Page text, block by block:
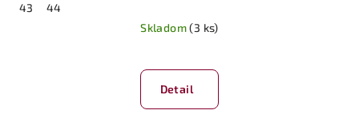
43
44
Skladom(3 ks)
hodnotenie
produktu
Detail